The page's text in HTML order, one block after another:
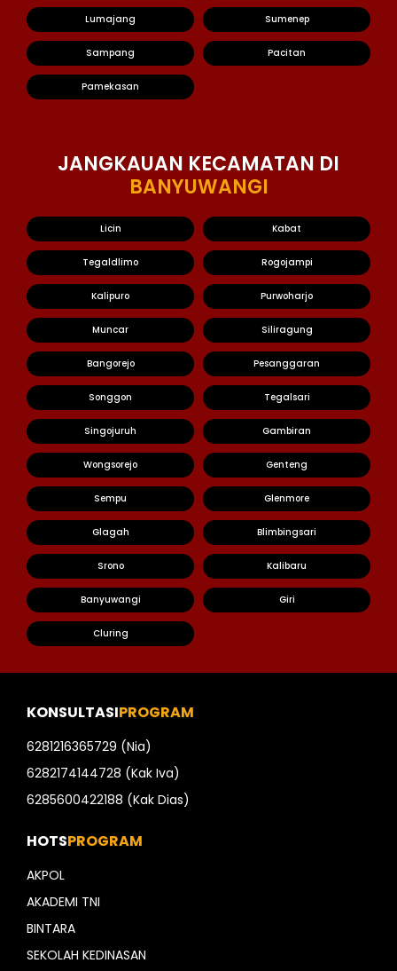
Lumajang Sumenep
Sampang Pacitan
Pamekasan
JANGKAUAN KECAMATAN DI
BANYUWANGI
Licin Kabat
Tegaldlimo Rogojampi
Kalipuro Purwoharjo
Muncar Siliragung
Bangorejo Pesanggaran
Songgon Tegalsari
Singojuruh Gambiran
Wongsorejo Genteng
Sempu Glenmore
Glagah Blimbingsari
Srono Kalibaru
Banyuwangi Giri
Cluring
KONSULTASIPROGRAM
6281216365729 (Nia)
6282174144728 (Kak Iva)
6285600422188 (Kak Dias)
HOTSPROGRAM
AKPOL
AKADEMI TNI
BINTARA
SEKOLAH KEDINASAN